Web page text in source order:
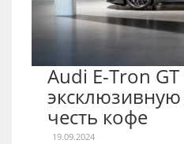
Audi E-Tron
честь кофе
19.09.2024